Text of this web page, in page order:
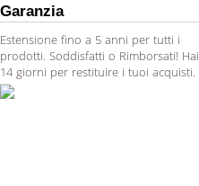
Garanzia
Estensione fino a 5 anni per tutti i
prodotti. Soddisfatti o Rimborsati! Hai
14 giorni per restituire i tuoi acquisti.